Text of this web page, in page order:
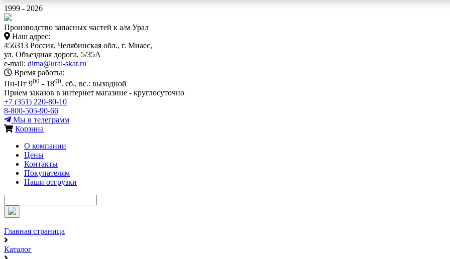
1999 - 2026
Производство запасных частей к а/м Урал
Наш адрес:
456313 Россия, Челябинская обл., г. Миасс,
ул. Объездная дорога, 5/35А
e-mail: dima@ural-skat.ru
Время работы:
Пн-Пт 900 - 1800. сб., вс.: выходной
Прием заказов в интернет магазине - круглосуточно
+7 (351) 220-80-10
8-800-505-90-66
Мы в телеграмм
Корзина
О компании
Цены
Контакты
Покупателям
Наши отгрузки
Главная страница
Каталог